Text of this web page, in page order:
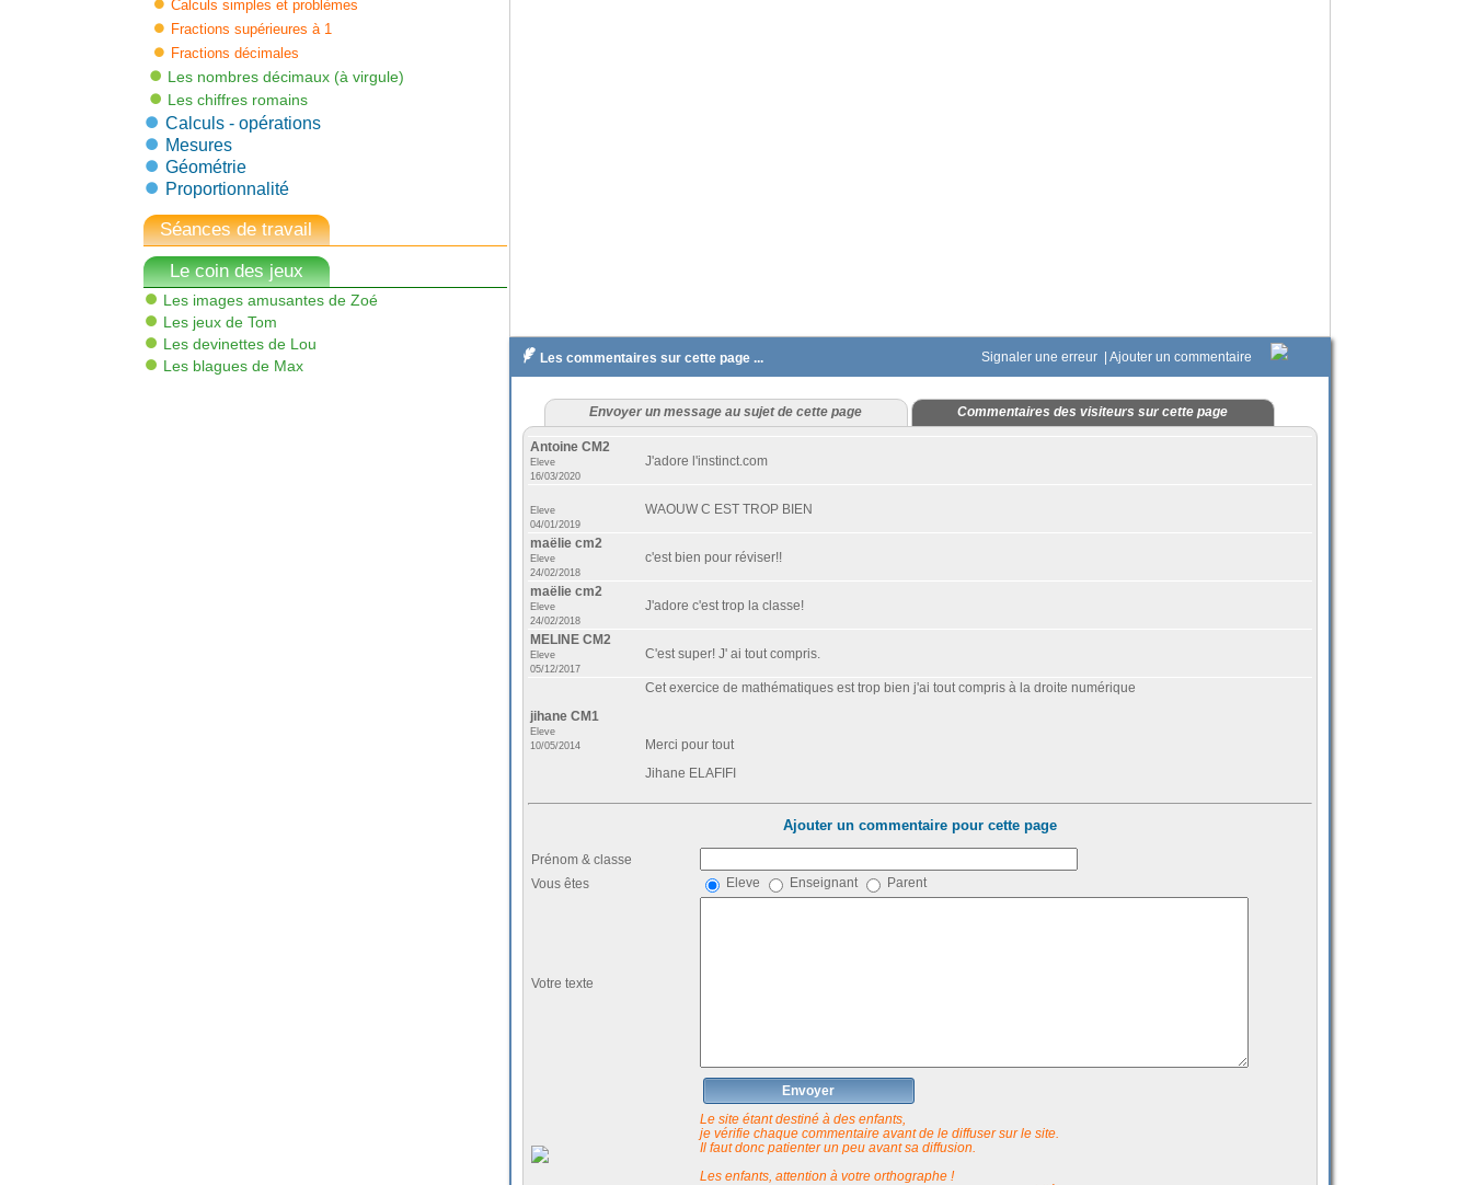
Calculs simples et problèmes
Fractions supérieures à 1
Fractions décimales
Les nombres décimaux (à virgule)
Les chiffres romains
Calculs - opérations
Mesures
Géométrie
Proportionnalité
Séances de travail
Le coin des jeux
Les images amusantes de Zoé
Les jeux de Tom
Les devinettes de Lou
Les blagues de Max
 Les commentaires sur cette page ... Signaler une erreur Ajouter un commentaire
Envoyer un message au sujet de cette page Commentaires des visiteurs sur cette page
Antoine CM2
Eleve
16/03/2020
J'adore l'instinct.com
Eleve
04/01/2019
WAOUW C EST TROP BIEN
maëlie cm2
Eleve
24/02/2018
c'est bien pour réviser!!
maëlie cm2
Eleve
24/02/2018
J'adore c'est trop la classe!
MELINE CM2
Eleve
05/12/2017
C'est super! J' ai tout compris.
jihane CM1
Eleve
10/05/2014
Cet exercice de mathématiques est trop bien j'ai tout compris à la droite numérique
Merci pour tout
Jihane ELAFIFI
Ajouter un commentaire pour cette page
Prénom & classe
Vous êtes
Eleve Enseignant Parent
Votre texte
Envoyer
Le site étant destiné à des enfants,
je vérifie chaque commentaire avant de le diffuser sur le site.
Il faut donc patienter un peu avant sa diffusion.
Les enfants, attention à votre orthographe !